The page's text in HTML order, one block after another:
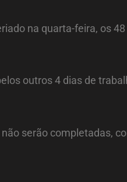
na quarta-feira, os
outros 4 dias de
serão completadas,